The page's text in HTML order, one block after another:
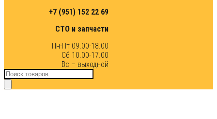
+7 (951) 152 22 69
СТО и запчасти
Пн-Пт 09.00-18.00
Сб 10.00-17.00
Вс – выходной
Поиск
товаров